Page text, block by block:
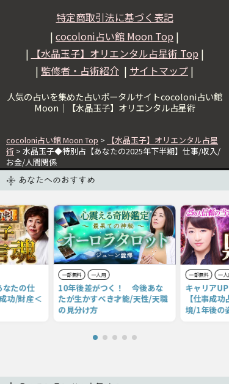
特定商取引法に基づく表記
| cocoloni占い館 Moon Top |
|
【水晶玉子】オリエンタル占星術 Top |
| 監修者・占術紹介 | サイトマップ |
人気の占いを集めた占いポータルサイトcocoloni占い館
Moon｜
【水晶玉子】オリエンタル占星術
cocoloni占い館 Moon Top >
【水晶玉子】オリエンタル占星
術 > 水晶玉子◆特別占【あなたの2025年下半期】仕事/収入/
お金/人間関係
あなたへのおすすめ
なたの仕
功/財産＜
一部無料 一人用
10年後差がつく！ 今後あな
たが生かすべき才能/天性/天職
の見分け方
一部無料 一人用
キャリア
【仕事成
境/1年後の姿